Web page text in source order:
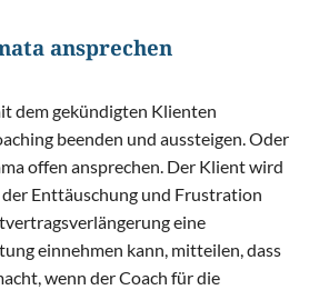
ansprechen
dem gekündigten Klienten
beenden und aussteigen. Oder
offen ansprechen. Der Klient wird
Enttäuschung und Frustration
eine
einnehmen kann, mitteilen, dass
wenn der Coach für die